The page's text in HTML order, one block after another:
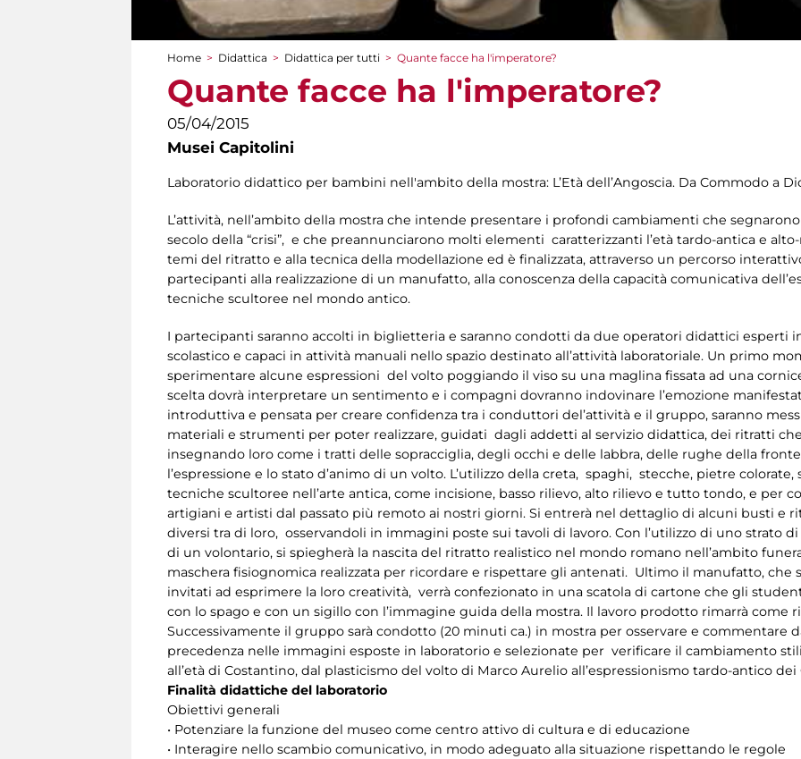
Tu sei qui
Home > Didattica > Didattica per tutti > Quante facce ha l'imperatore?
Quante facce ha l'imperatore?
05/04/2015
Musei Capitolini
Laboratorio didattico per bambini nell'ambito della mostra: L’Età dell’Angoscia. Da Commodo a
L’attività, nell’ambito della mostra che intende presentare i profondi cambiamenti che segnarono
secolo della “crisi”, e che preannunciarono molti elementi caratterizzanti l’età tardo-antica e
temi del ritratto e alla tecnica della modellazione ed è finalizzata, attraverso un percorso
partecipanti alla realizzazione di un manufatto, alla conoscenza della capacità comunicativa
tecniche scultoree nel mondo antico.
I partecipanti saranno accolti in biglietteria e saranno condotti da due operatori didattici esperti
scolastico e capaci in attività manuali nello spazio destinato all’attività laboratoriale. Un primo
sperimentare alcune espressioni del volto poggiando il viso su una maglina fissata ad una
scelta dovrà interpretare un sentimento e i compagni dovranno indovinare l’emozione
introduttiva e pensata per creare confidenza tra i conduttori del’attività e il gruppo, saranno
materiali e strumenti per poter realizzare, guidati dagli addetti al servizio didattica, dei ritratti
insegnando loro come i tratti delle sopracciglia, degli occhi e delle labbra, delle rughe della
l’espressione e lo stato d’animo di un volto. L’utilizzo della creta, spaghi, stecche, pietre
tecniche scultoree nell’arte antica, come incisione, basso rilievo, alto rilievo e tutto tondo, e per
artigiani e artisti dal passato più remoto ai nostri giorni. Si entrerà nel dettaglio di alcuni busti e
diversi tra di loro, osservandoli in immagini poste sui tavoli di lavoro. Con l’utilizzo di uno strato
di un volontario, si spiegherà la nascita del ritratto realistico nel mondo romano nell’ambito
maschera fisiognomica realizzata per ricordare e rispettare gli antenati. Ultimo il manufatto, che
invitati ad esprimere la loro creatività, verrà confezionato in una scatola di cartone che gli
con lo spago e con un sigillo con l’immagine guida della mostra. Il lavoro prodotto rimarrà come
Successivamente il gruppo sarà condotto (20 minuti ca.) in mostra per osservare e commentare
precedenza nelle immagini esposte in laboratorio e selezionate per verificare il cambiamento
all’età di Costantino, dal plasticismo del volto di Marco Aurelio all’espressionismo tardo-antico
Finalità didattiche del laboratorio
Obiettivi generali
• Potenziare la funzione del museo come centro attivo di cultura e di educazione
• Interagire nello scambio comunicativo, in modo adeguato alla situazione rispettando le regole